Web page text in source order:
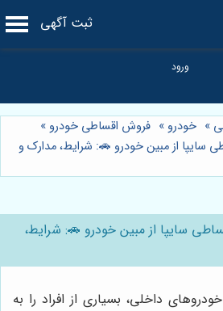
ثبت آگهی
» خودرو » فروش اقساطی خودرو »
سایپا از مبین خودرو 🚗: شرایط، مدارک و
سایپا از مبین خودرو 🚗: شرایط،
داخلی، بسیاری از افراد را به